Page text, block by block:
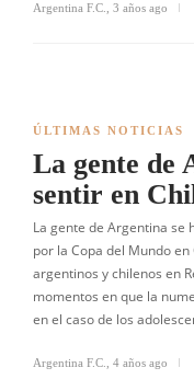
Argentina F.C. 3 años ago
ÚLTIMAS NOTICIAS
La gente de
sentir en
La gente de Argentina se
por la Copa del Mundo
argentinos y chilenos en
momentos en que la
en el caso de los
Argentina F.C. 4 años ago